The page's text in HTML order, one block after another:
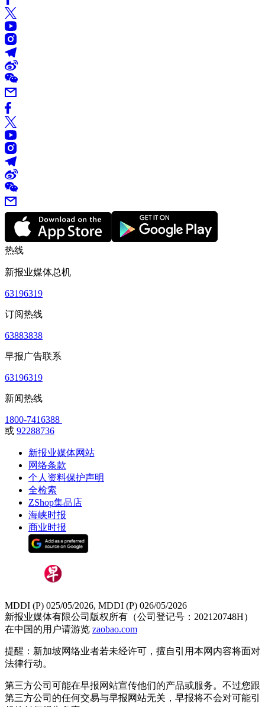
热线
新报业媒体总机
63196319
订阅热线
63883838
早报广告联系
63196319
新闻热线
1800-7416388
或 92288736
新报业媒体网站
网络条款
个人资料保护声明
全检索
ZShop集品店
海峡时报
商业时报
MDDI (P) 025/05/2026, MDDI (P) 026/05/2026
新报业媒体有限公司版权所有（公司登记号：202120748H）
在中国的用户请游览 zaobao.com
提醒：新加坡网络业者若未经许可，擅自引用本网内容将面对
法律行动。
第三方公司可能在早报网站宣传他们的产品或服务。不过您跟
第三方公司的任何交易与早报网站无关，早报将不会对可能引